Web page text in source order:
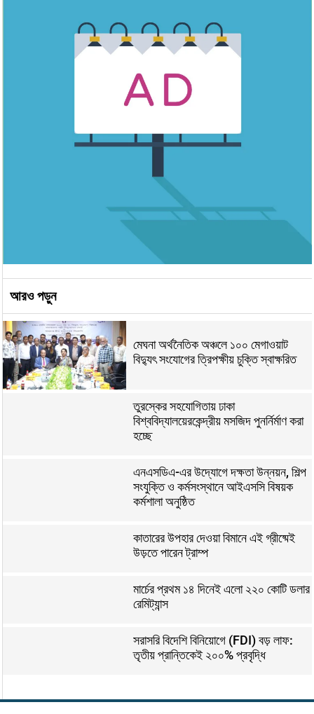
আরও পড়ুন
মেঘনা অর্থনৈতিক অঞ্চলে ১০০ মেগাওয়াট
বিদ্যুৎ সংযোগের ত্রিপক্ষীয় চুক্তি স্বাক্ষরিত
তুরস্কের সহযোগিতায় ঢাকা
বিশ্ববিদ্যালয়েরকেন্দ্রীয় মসজিদ পুনর্নির্মাণ করা
হচ্ছে
এনএসডিএ-এর উদ্যোগে দক্ষতা উন্নয়ন, শিল্প
সংযুক্তি ও কর্মসংস্থানে আইএসসি বিষয়ক
কর্মশালা অনুষ্ঠিত
কাতারের উপহার দেওয়া বিমানে এই গ্রীষ্মেই
উড়তে পারেন ট্রাম্প
মার্চের প্রথম ১৪ দিনেই এলো ২২০ কোটি ডলার
রেমিট্যান্স
সরাসরি বিদেশি বিনিয়োগে (FDI) বড় লাফ:
তৃতীয় প্রান্তিকেই ২০০% প্রবৃদ্ধি